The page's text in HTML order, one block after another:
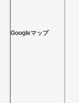
Googleマップ